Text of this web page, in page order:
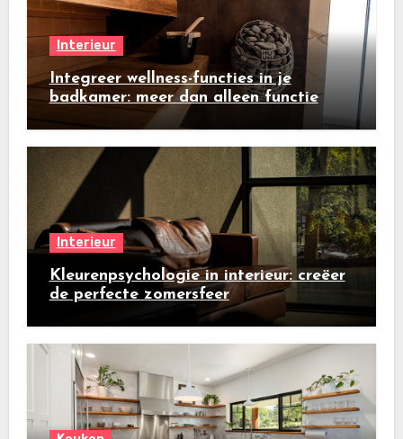
Interieur
Integreer wellness-functies in je
badkamer: meer dan alleen functie
Interieur
Kleurenpsychologie in interieur: creëer
de perfecte zomersfeer